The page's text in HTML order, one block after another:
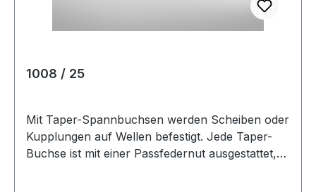
1008 / 25
Mit Taper-Spannbuchsen werden Scheiben oder
Kupplungen auf Wellen befestigt. Jede Taper-
Buchse ist mit einer Passfedernut ausgestattet,